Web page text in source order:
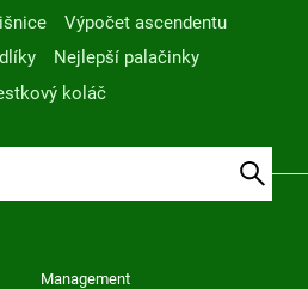
Výpočet ascendentu
Nejlepší palačinky
koláč
Management